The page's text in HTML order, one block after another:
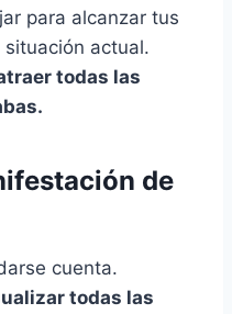
para alcanzar tus
actual.
todas las
de
cuenta.
todas las